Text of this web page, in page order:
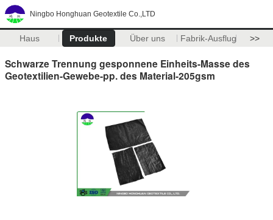
Ningbo Honghuan Geotextile Co.,LTD
Haus Produkte Über uns Fabrik-Ausflug >>
Schwarze Trennung gesponnene Einheits-Masse des
Geotextilien-Gewebe-pp. des Material-205gsm